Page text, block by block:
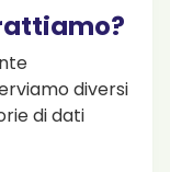
diversi
di dati